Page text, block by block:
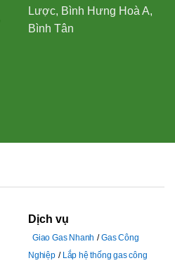
Lược, Bình Hưng Hoà A,
Bình Tân
Dịch vụ
Giao Gas Nhanh
Gas Công
Nghiệp
Lắp hệ thống gas công